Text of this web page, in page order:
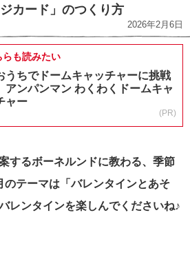
カード」のつくり方
2026年2月6日
らも読みたい
うちでドームキャッチャーに挑戦
アンパンマン わくわくドームキャ
ャー
(PR)
するボーネルンドに教わる、季節
のテーマは「バレンタインとあそ
レンタインを楽しんでくださいね♪